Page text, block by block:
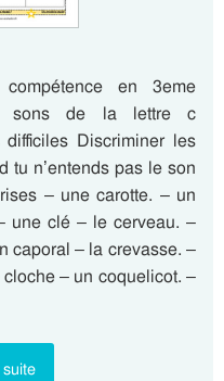
en 3eme
sons de la lettre c
Discriminer les
tu n’entends pas le son
– une carotte. – un
une clé – le cerveau. –
caporal – la crevasse. –
– un coquelicot. –